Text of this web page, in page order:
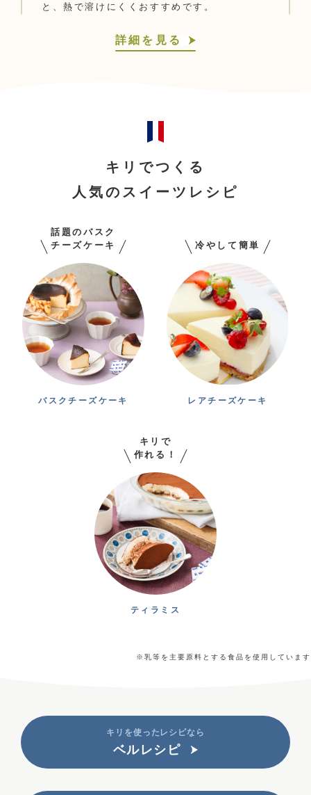
と、熱で溶けにくくおすすめです。
詳細を見る
キリでつくる
人気のスイーツレシピ
話題のバスク
チーズケーキ
バスクチーズケーキ
冷やして簡単
レアチーズケーキ
キリで
作れる！
ティラミス
※乳等を主要原料とする食品を使用しています
キリを使ったレシピなら
ベルレシピ